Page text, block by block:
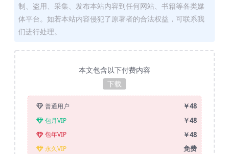
制、盗用、采集、发布本站内容到任何网站、书籍等各类媒
体平台。如若本站内容侵犯了原著者的合法权益，可联系我
们进行处理。
本文包含以下付费内容
下载
普通用户 ￥48
包月VIP ￥48
包年VIP ￥48
永久VIP 免费